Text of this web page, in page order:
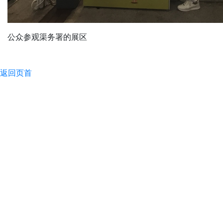
公众参观渠务署的展区
返回页首